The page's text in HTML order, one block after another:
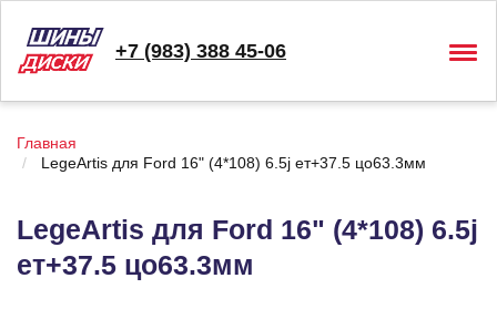
+7 (983) 388 45-06
Главная
LegeArtis для Ford 16" (4*108) 6.5j ет+37.5 цо63.3мм
LegeArtis для Ford 16" (4*108) 6.5j
ет+37.5 цо63.3мм